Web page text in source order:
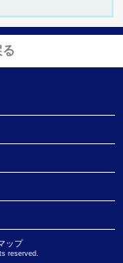
ップ
reserved.